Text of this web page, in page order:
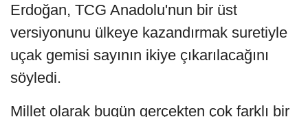
Erdoğan, TCG Anadolu'nun bir üst
versiyonunu ülkeye kazandırmak suretiyle
uçak gemisi sayının ikiye çıkarılacağını
söyledi.
Millet olarak bugün gerçekten çok farklı bir